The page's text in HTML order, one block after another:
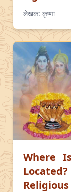
लेखक: कृष्णा
Where